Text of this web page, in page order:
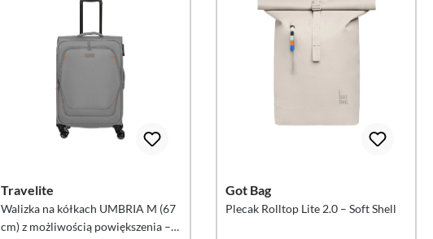
Travelite
Walizka na kółkach UMBRIA M (67
cm) z możliwością powiększenia –
Got Bag
Plecak Rolltop Lite 2.0 – Soft Shell